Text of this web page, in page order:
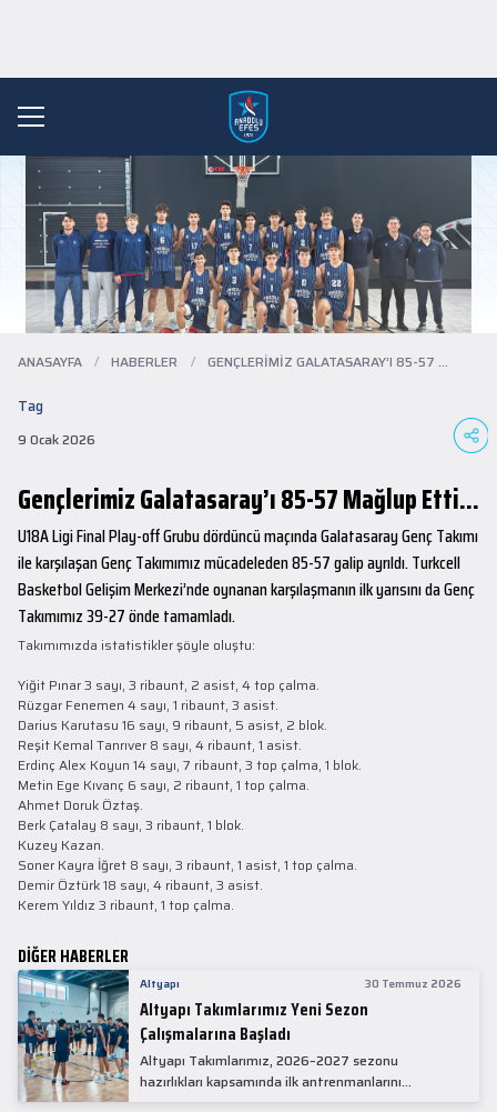
ANASAYFA / HABERLER / GENÇLERIMIZ GALATASARAY’I 85-57 MAĞLUP E...
Tag
9 Ocak 2026
Gençlerimiz Galatasaray’ı 85-57 Mağlup Etti...
U18A Ligi Final Play-off Grubu dördüncü maçında Galatasaray Genç Takımı
ile karşılaşan Genç Takımımız mücadeleden 85-57 galip ayrıldı. Turkcell
Basketbol Gelişim Merkezi’nde oynanan karşılaşmanın ilk yarısını da Genç
Takımımız 39-27 önde tamamladı.
Takımımızda istatistikler şöyle oluştu:
Yiğit Pınar 3 sayı, 3 ribaunt, 2 asist, 4 top çalma.
Rüzgar Fenemen 4 sayı, 1 ribaunt, 3 asist.
Darius Karutasu 16 sayı, 9 ribaunt, 5 asist, 2 blok.
Reşit Kemal Tanrıver 8 sayı, 4 ribaunt, 1 asist.
Erdinç Alex Koyun 14 sayı, 7 ribaunt, 3 top çalma, 1 blok.
Metin Ege Kıvanç 6 sayı, 2 ribaunt, 1 top çalma.
Ahmet Doruk Öztaş.
Berk Çatalay 8 sayı, 3 ribaunt, 1 blok.
Kuzey Kazan.
Soner Kayra İğret 8 sayı, 3 ribaunt, 1 asist, 1 top çalma.
Demir Öztürk 18 sayı, 4 ribaunt, 3 asist.
Kerem Yıldız 3 ribaunt, 1 top çalma.
DİĞER HABERLER
Altyapı 30 Temmuz 2026
Altyapı Takımlarımız Yeni Sezon
Çalışmalarına Başladı
Altyapı Takımlarımız, 2026–2027 sezonu
hazırlıkları kapsamında ilk antrenmanlarını
gerçekleştirdi.